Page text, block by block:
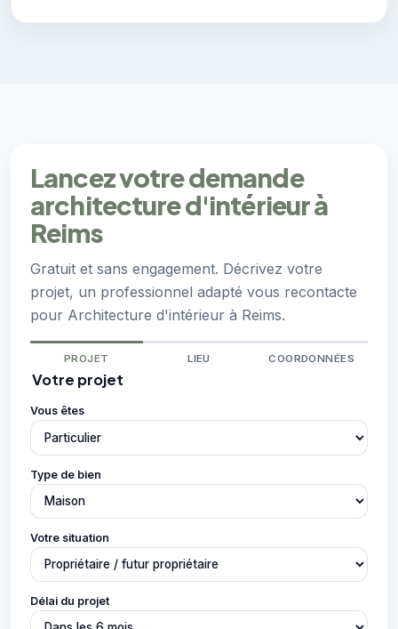
Lancez votre demande
architecture d'intérieur à
Reims
Gratuit et sans engagement. Décrivez votre
projet, un professionnel adapté vous recontacte
pour Architecture d'intérieur à Reims.
PROJET LIEU COORDONNÉES
Votre projet
Vous êtes
Type de bien
Votre situation
Délai du projet